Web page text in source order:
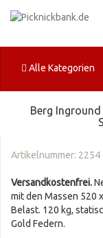
Alle Kategorien
Berg
Artikelnummer: 2254
Versandkostenfrei.
mit den Massen 520
Belast. 120 kg,
Gold Federn.